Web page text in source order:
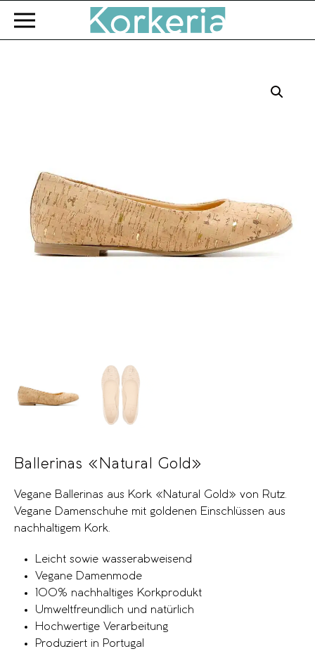
Zum Hauptinhalt springen
Ballerinas «Natural Gold»
Vegane Ballerinas aus Kork «Natural Gold» von Rutz.
Vegane Damenschuhe mit goldenen Einschlüssen aus
nachhaltigem Kork.
Leicht sowie wasserabweisend
Vegane Damenmode
100% nachhaltiges Korkprodukt
Umweltfreundlich und natürlich
Hochwertige Verarbeitung
Produziert in Portugal